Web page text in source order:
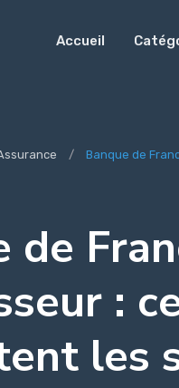
Accueil
Banque de
de
:
les